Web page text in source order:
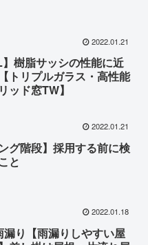
2022.01.21
】樹脂サッシの性能に近
トリプルガラス・高性能
ッド窓TW】
2022.01.21
ング階段】採用する前に検
と
2022.01.18
漏り【雨漏りしやすい屋